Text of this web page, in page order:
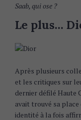
Saab, qui ose ?
Le plus…
Après plusieurs
et les critiques sur
dernier défilé Haute
avait trouvé sa
identité à la fois